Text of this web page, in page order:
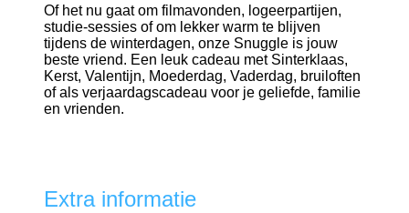
Of het nu gaat om filmavonden, logeerpartijen,
studie-sessies of om lekker warm te blijven
tijdens de winterdagen, onze Snuggle is jouw
beste vriend. Een leuk cadeau met Sinterklaas,
Kerst, Valentijn, Moederdag, Vaderdag, bruiloften
of als verjaardagscadeau voor je geliefde, familie
en vrienden.
Extra informatie